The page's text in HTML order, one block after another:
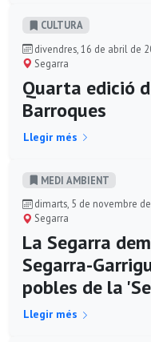
CULTURA
divendres, 16 de abril de
Segarra
Quarta edició
Barroques
Llegir més
MEDI AMBIENT
dimarts, 5 de novembre
Segarra
La Segarra
Segarra-
pobles de la
Llegir més